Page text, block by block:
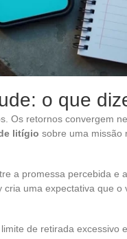
o que
Os retornos convergem
litígio sobre uma missão
a promessa percebida e
cria uma expectativa que
de retirada excessivo